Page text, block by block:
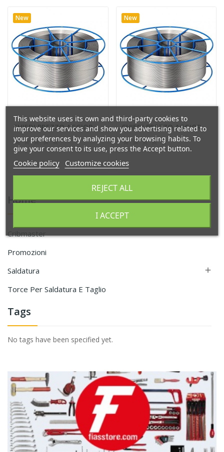
Home
Cribmaster
Promozioni
Saldatura

Torce Per Saldatura E Taglio
Tags
No tags have been specified yet.
New
CHIEDI PREZZO AGGIORNATO - FILO ACCIAIO INOX ER...
New
CHIEDI PREZZO AGGIORNATO - FILO ACCIAIO INOX ER...
This website uses its own and third-party cookies to
improve our services and show you advertising related to
your preferences by analyzing your browsing habits. To
give your consent to its use, press the Accept button.
Cookie policy Customize cookies
REJECT ALL
I ACCEPT